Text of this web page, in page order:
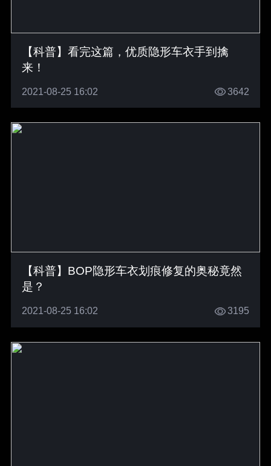
【科普】看完这篇，优质隐形车衣手到擒
来！
2021-08-25 16:02 3642
【科普】BOP隐形车衣划痕修复的奥秘竟然
是？
2021-08-25 16:02 3195